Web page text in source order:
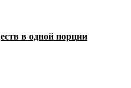
в одной порции